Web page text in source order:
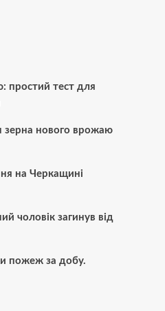
простий тест для
зерна нового врожаю
на Черкащині
чоловік загинув від
пожеж за добу.